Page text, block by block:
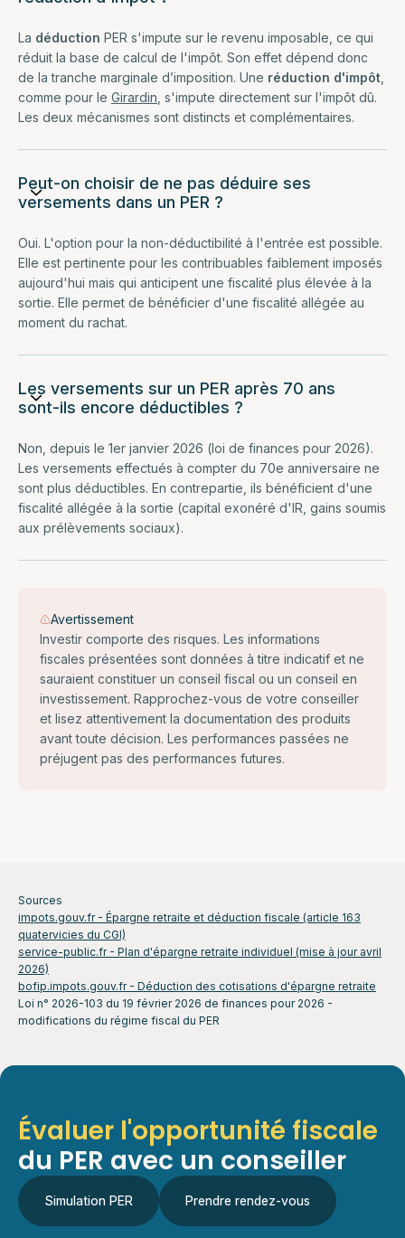
La déduction PER s'impute sur le revenu imposable, ce qui
réduit la base de calcul de l'impôt. Son effet dépend donc
de la tranche marginale d’imposition. Une réduction d'impôt
comme pour le Girardin , s'impute directement sur l'impôt dû.
Les deux mécanismes sont distincts et complémentaires.
Peut-on choisir de ne pas déduire ses
versements dans un PER ?
Oui. L'option pour la non-déductibilité à l'entrée est possible.
Elle est pertinente pour les contribuables faiblement imposés
aujourd'hui mais qui anticipent une fiscalité plus élevée à la
sortie. Elle permet de bénéficier d'une fiscalité allégée au
moment du rachat.
Les versements sur un PER après 70 ans
sont-ils encore déductibles ?
Non, depuis le 1er janvier 2026 (loi de finances pour 2026).
Les versements effectués à compter du 70e anniversaire ne
sont plus déductibles. En contrepartie, ils bénéficient d'une
fiscalité allégée à la sortie (capital exonéré d'IR, gains soumis
aux prélèvements sociaux).
Avertissement
Investir comporte des risques. Les informations
fiscales présentées sont données à titre indicatif et ne
sauraient constituer un conseil fiscal ou un conseil en
investissement. Rapprochez-vous de votre conseiller
et lisez attentivement la documentation des produits
avant toute décision. Les performances passées ne
préjugent pas des performances futures.
Sources
impots.gouv.fr - Épargne retraite et déduction fiscale (article 163
quatervicies du CGI)
service-public.fr - Plan d'épargne retraite individuel (mise à jour avril
2026)
bofip.impots.gouv.fr - Déduction des cotisations d'épargne retraite
Loi n° 2026-103 du 19 février 2026 de finances pour 2026 -
modifications du régime fiscal du PER
Évaluer l'opportunité fiscale
du PER avec un conseiller
Simulation PER Prendre rendez-vous